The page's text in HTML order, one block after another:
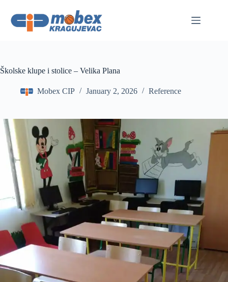
content
Školske klupe i stolice – Velika Plana
Mobex CIP January 2, 2026 Reference